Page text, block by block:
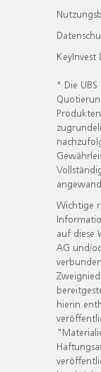
KeyInvest
* Die
Wichtige
auf diese
AG und/
hierin